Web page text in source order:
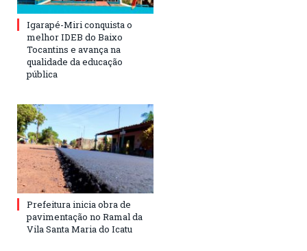
Igarapé-Miri conquista o
melhor IDEB do Baixo
Tocantins e avança na
qualidade da educação
pública
Prefeitura inicia obra de
pavimentação no Ramal da
Vila Santa Maria do Icatu